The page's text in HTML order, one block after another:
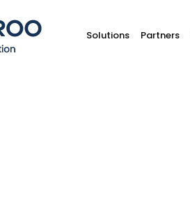
Solutions Partners